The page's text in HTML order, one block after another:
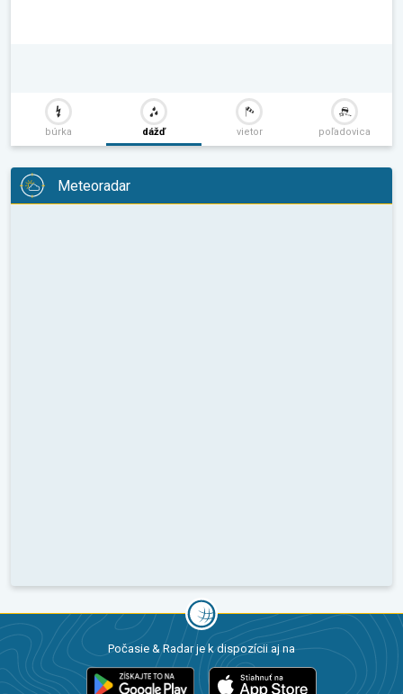
búrka dážď vietor poľadovica
Meteoradar
Počasie & Radar je k dispozícii aj na